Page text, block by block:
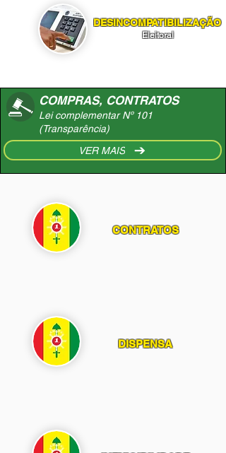
DESINCOMPATIBILIZAÇÃO
Eleitoral
COMPRAS, CONTRATOS
Lei complementar Nº 101
(Transparência)
VER MAIS
CONTRATOS
DISPENSA